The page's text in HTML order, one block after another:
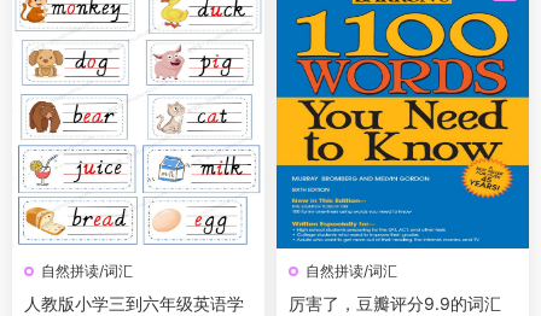
度记忆词汇
自然拼读/词汇
人教版小学三到六年级英语学
自然拼读/词汇
厉害了，豆瓣评分9.9的词汇